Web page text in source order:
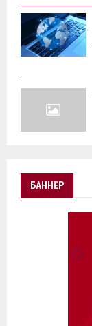
БАННЕР